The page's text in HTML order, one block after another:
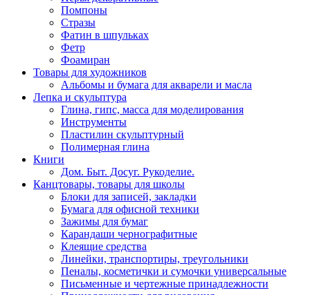
Помпоны
Стразы
Фатин в шпульках
Фетр
Фоамиран
Товары для художников
Альбомы и бумага для акварели и масла
Лепка и скульптура
Глина, гипс, масса для моделирования
Инструменты
Пластилин скульптурный
Полимерная глина
Книги
Дом. Быт. Досуг. Рукоделие.
Канцтовары, товары для школы
Блоки для записей, закладки
Бумага для офисной техники
Зажимы для бумаг
Карандаши чернографитные
Клеящие средства
Линейки, транспортиры, треугольники
Пеналы, косметички и сумочки универсальные
Письменные и чертежные принадлежности